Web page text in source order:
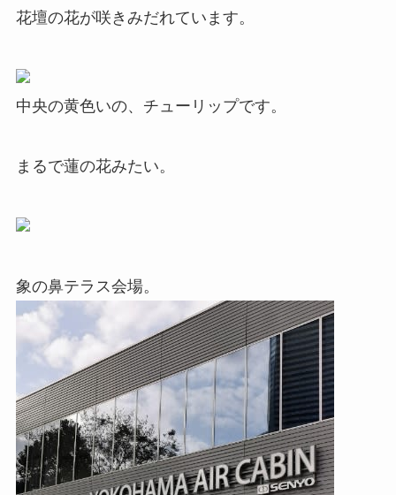
花壇の花が咲きみだれています。
中央の黄色いの、チューリップです。
まるで蓮の花みたい。
象の鼻テラス会場。